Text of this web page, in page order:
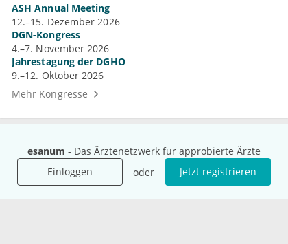
esanum - Das Ärztenetzwerk für approbierte Ärzte
Einloggen
oder Jetzt registrieren
ASH Annual Meeting
12.–15. Dezember 2026
DGN-Kongress
4.–7. November 2026
Jahrestagung der DGHO
9.–12. Oktober 2026
Mehr Kongresse
Unternehmen
Ressourcen